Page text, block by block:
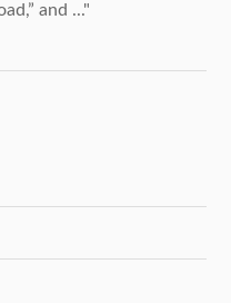
and ..."